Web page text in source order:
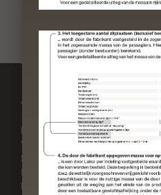
Adres
Laika Caravans S.p.A.
Via Certaldese 41/A
San Casciano in Val di Pesa
50026 Firenze